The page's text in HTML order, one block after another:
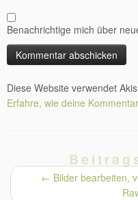
Benachrichtige mich über
Diese Website verwendet
Erfahre, wie deine
← Bilder bearbeiten,